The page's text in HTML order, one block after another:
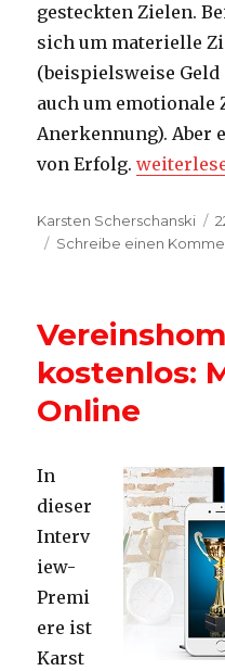
gesteckten Zielen.
sich um materielle
(beispielsweise
auch um emotionale
Anerkennung). Aber
von Erfolg.„Erfolg
Autor
Karsten Scherschanski
Schreibe einen
kostenlos:
Online
In
dieser
Interv
iew-
Premi
ere ist
Karst